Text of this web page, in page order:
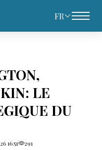
FR
LE
DU
16:51 291